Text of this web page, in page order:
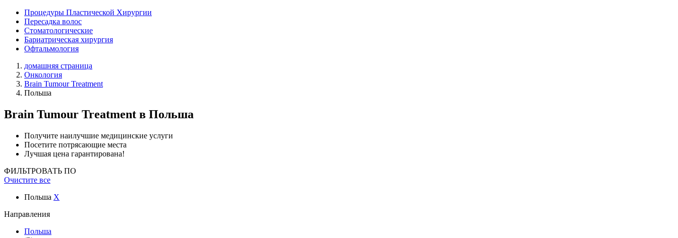
Процедуры Пластической Хирургии
Пересадка волос
Стоматологические
Бариатрическая хирургия
Офтальмология
домашняя страница
Онкология
Brain Tumour Treatment
Польша
Brain Tumour Treatment в Польша
Получите наилучшие медицинские услуги
Посетите потрясающие места
Лучшая цена гарантирована!
ФИЛЬТРОВАТЬ ПО
Очистите все
Польша X
Направления
Польша